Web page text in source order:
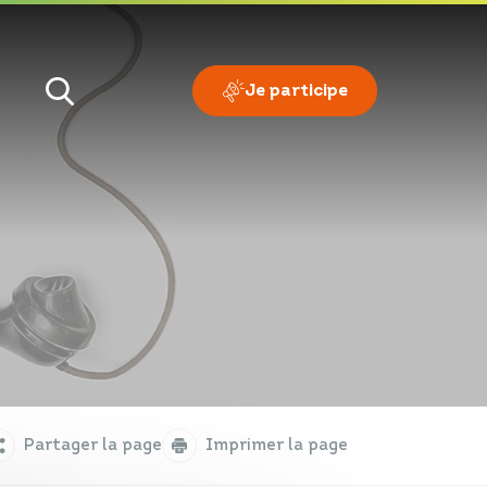
Je participe
Partager la page Imprimer la page